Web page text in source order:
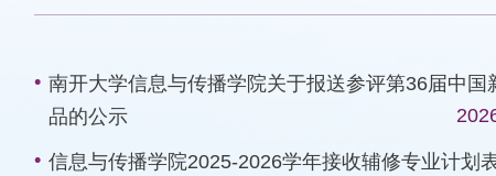
南开大学信息与传播学院关于报送参评第36届中国
品的公示
信息与传播学院2025-2026学年接收辅修专业计划